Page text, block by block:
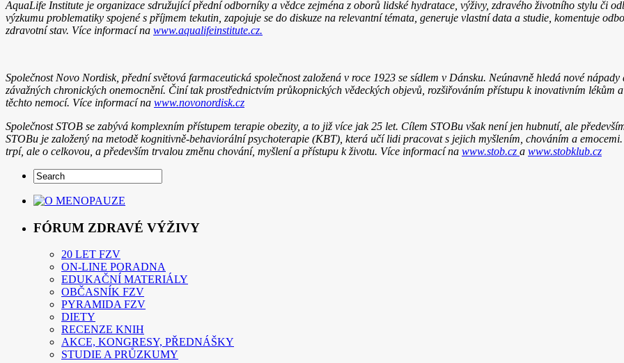
AquaLife Institute je organizace sdružující přední odborníky a vědce zejména z oborů lidské hydratace, výživy, zdravého životního stylu či
výzkumu problematiky spojené s příjmem tekutin, zapojuje se do diskuze na relevantní témata, generuje vlastní data a studie, komentuje
zdravotní stav. Více informací na www.aqualifeinstitute.cz.
Společnost Novo Nordisk, přední světová farmaceutická společnost založená v roce 1923 se sídlem v Dánsku. Neúnavně hledá nové
závažných chronických onemocnění. Činí tak prostřednictvím průkopnických vědeckých objevů, rozšiřováním přístupu k inovativním lékům
těchto nemocí. Více informací na www.novonordisk.cz
Společnost STOB se zabývá komplexním přístupem terapie obezity, a to již více jak 25 let. Cílem STOBu však není jen hubnutí, ale
STOBu je založený na metodě kognitivně-behaviorální psychoterapie (KBT), která učí lidi pracovat s jejich myšlením, chováním a
trpí, ale o celkovou, a především trvalou změnu chování, myšlení a přístupu k životu. Více informací na www.stob.cz a www.stobklub.cz
FÓRUM ZDRAVÉ VÝŽIVY
20 LET FZV
ON-LINE PORADNA
EDUKAČNÍ MATERIÁLY
OBČASNÍK FZV
PYRAMIDA FZV
DIETY
RECENZE KNIH
AKCE, KONGRESY, PŘEDNÁŠKY
STUDIE A PRŮZKUMY